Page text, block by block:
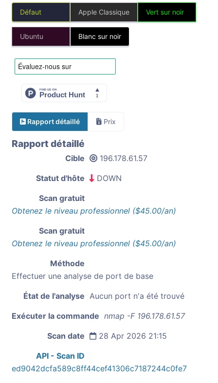
Défaut Apple Classique Vert sur noir
Ubuntu Blanc sur noir
Rapport détaillé Prix
Rapport détaillé
Cible 196.178.61.57
Statut d'hôte DOWN
Scan gratuit
Obtenez le niveau professionnel ($45.00/an)
Scan gratuit
Obtenez le niveau professionnel ($45.00/an)
Méthode
Effectuer une analyse de port de base
État de l'analyse Aucun port n'a été trouvé
Exécuter la commande nmap -F 196.178.61.57
Scan date 28 Apr 2026 21:15
API - Scan ID
ed9042dcfa589c8ff44cef41306c7187244c0fe7